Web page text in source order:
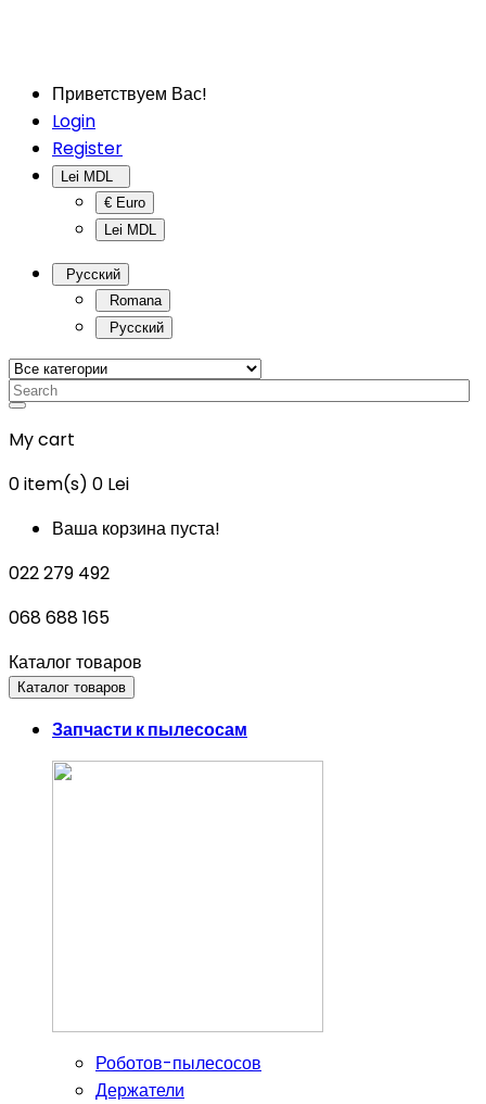
Приветствуем Вас!
Login
Register
€ Euro
Lei MDL
Русский
Romana
Русский
My cart
0item(s) 0 Lei
Ваша корзина пуста!
022 279 492
068 688 165
Каталог товаров
Каталог товаров
Запчасти к пылесосам
Роботов-пылесосов
Держатели